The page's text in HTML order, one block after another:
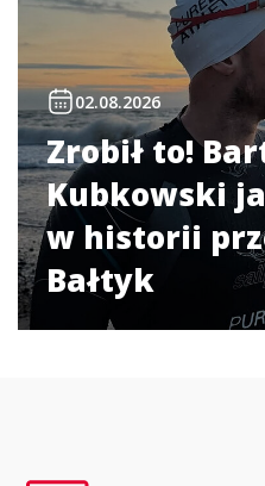
02.08.2026
Zrobił to!
Kubkowski
w historii
Bałtyk